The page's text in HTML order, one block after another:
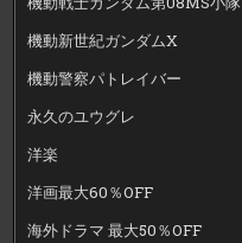
機動新世紀ガンダムX
機動警察パトレイバー
永久のユウグレ
洋楽
洋画最大60％OFF
海外ドラマ 最大50％OFF